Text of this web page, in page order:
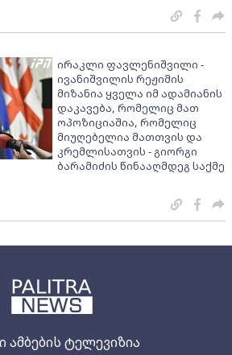
ამბების ტელევიზია
ირაკლი ფავლენიშვილი -
ივანიშვილის რეჟიმის
მიზანია ყველა იმ ადამიანის
დაკავება, რომელიც მათ
ოპოზიციაშია, რომელიც
მიუღებელია მათთვის და
კრემლისათვის - გიორგი
ბარამიძის წინააღმდეგ საქმე